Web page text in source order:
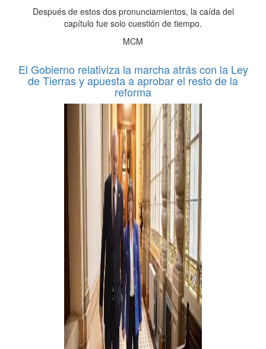
Después de estos dos pronunciamientos, la caída del
capítulo fue solo cuestión de tiempo.
MCM
El Gobierno relativiza la marcha atrás con la Ley
de Tierras y apuesta a aprobar el resto de la
reforma